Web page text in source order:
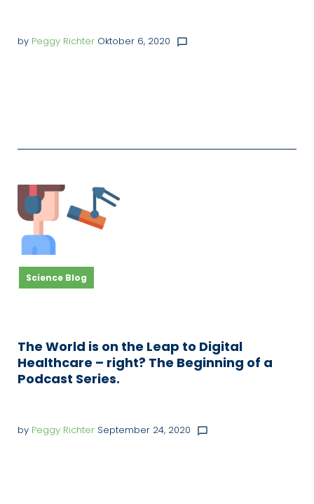
by Peggy Richter Oktober 6, 2020 chat_bubble_outline
Science Blog
The World is on the Leap to Digital
Healthcare – right? The Beginning of a
Podcast Series.
by Peggy Richter September 24, 2020 chat_bubble_outline